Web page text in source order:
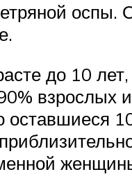
оспы.
до 10
взрослых